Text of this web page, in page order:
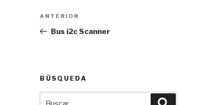
entradas
Entrada
anterior:
ANTERIOR
Bus i2c Scanner
BÚSQUEDA